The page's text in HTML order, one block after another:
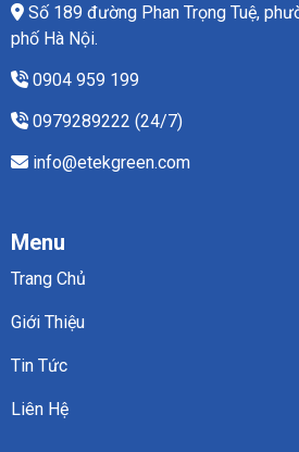
Số 189 đường Phan Trọng Tuệ,
phố Hà Nội.
0904 959 199
0979289222 (24/7)
info@etekgreen.com
Menu
Trang Chủ
Giới Thiệu
Tin Tức
Liên Hệ